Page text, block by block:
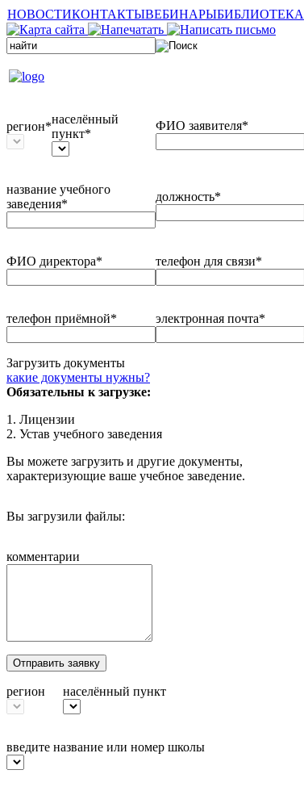
НОВОСТИКОНТАКТЫВЕБИНАРЫБИБЛИОТЕКА
регион*
населённый
пункт*
ФИО заявителя*
название учебного
заведения*
должность*
ФИО директора* телефон для связи*
телефон приёмной* электронная почта*
Загрузить документы
какие документы нужны?
Обязательны к загрузке:
1. Лицензии
2. Устав учебного заведения
Вы можете загрузить и другие документы,
характеризующие ваше учебное заведение.
Вы загрузили файлы:
комментарии
Отправить заявку
регион населённый пункт
введите название или номер школы